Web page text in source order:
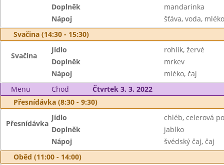
Doplněk
mandarinka
Nápoj
šťáva, voda, mléko
Svačina (14:30 - 15:30)
Svačina
Jídlo
rohlík, žervé
Doplněk
mrkev
Nápoj
mléko, čaj
Menu
Chod
Čtvrtek 3. 3. 2022
Přesnídávka (8:30 - 9:30)
Přesnídávka
Jídlo
chléb, celerová
Doplněk
jablko
Nápoj
švédský čaj, čaj
Oběd (11:00 - 14:00)